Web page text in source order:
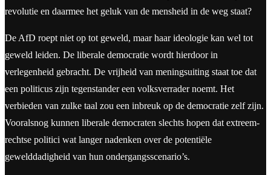
revolutie en daarmee het geluk van de mensheid in de weg staat?
De AfD roept niet op tot geweld, maar haar ideologie kan wel tot
geweld leiden. De liberale democratie wordt hierdoor in
verlegenheid gebracht. De vrijheid van meningsuiting staat toe dat
een politicus zijn tegenstander een volksverrader noemt. Het
verbieden van zulke taal zou een inbreuk op de democratie zelf zijn.
Vooralsnog kunnen liberale democraten slechts hopen dat extreem-
rechtse politici wat langer nadenken over de potentiële
gewelddadigheid van hun ondergangsscenario’s.